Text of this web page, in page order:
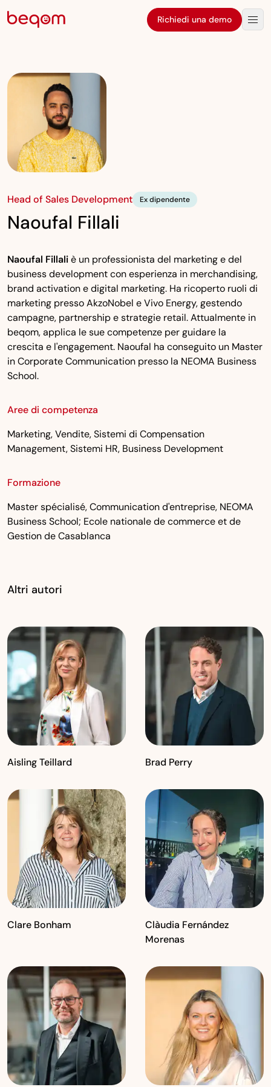
Richiedi una demo
Head of Sales Development Ex dipendente
Naoufal Fillali
Naoufal Fillaliè un professionista del marketing e del
business development con esperienza in merchandising,
brand activation e digital marketing. Ha ricoperto ruoli di
marketing presso AkzoNobel e Vivo Energy, gestendo
campagne, partnership e strategie retail. Attualmente in
beqom, applica le sue competenze per guidare la
crescita e l'engagement. Naoufal ha conseguito un Master
in Corporate Communication presso la NEOMA Business
School.
Aree di competenza
Marketing, Vendite, Sistemi di Compensation
Management, Sistemi HR, Business Development
Formazione
Master spécialisé, Communication d'entreprise, NEOMA
Business School; Ecole nationale de commerce et de
Gestion de Casablanca
Altri autori
Aisling Teillard Brad Perry
Clare Bonham
Clàudia Fernández
Morenas